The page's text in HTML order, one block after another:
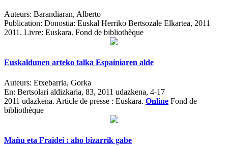
Auteurs: Barandiaran, Alberto
Publication: Donostia: Euskal Herriko Bertsozale Elkartea, 2011
2011. Livre: Euskara. Fond de bibliothèque
Euskaldunen arteko talka Espainiaren alde
Auteurs: Etxebarria, Gorka
En: Bertsolari aldizkaria, 83, 2011 udazkena, 4-17
2011 udazkena. Article de presse : Euskara. Online Fond de
bibliothèque
Mañu eta Fraidei : aho bizarrik gabe